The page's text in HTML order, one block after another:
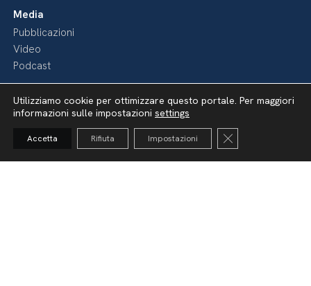
Media
Pubblicazioni
Video
Podcast
Utilizziamo cookie per ottimizzare questo portale. Per maggiori
informazioni sulle impostazioni settings
Accetta Rifiuta Impostazioni Close GDPR